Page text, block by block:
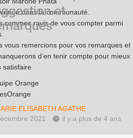
dans la communauté.
sommes ravis de vous compter parmi
vous remercions pour vos remarques et
d’en tenir compte pour mieux
satisfaire
Orange
ELISABETH AGATHE
2021
il y a plus de 4 ans
et